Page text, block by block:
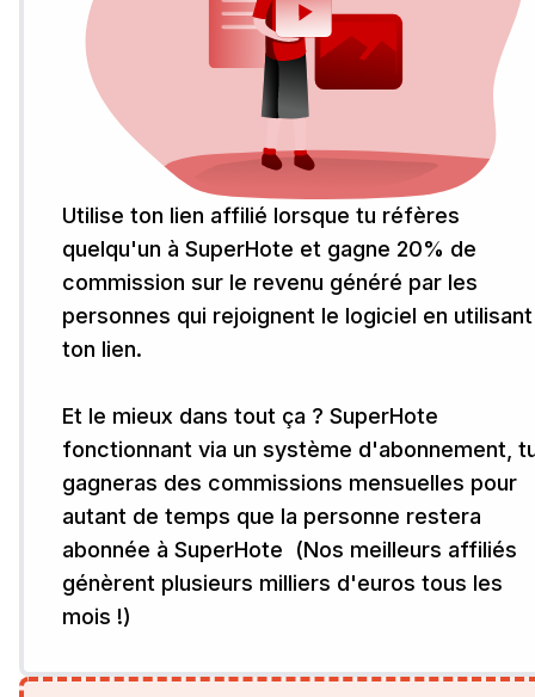
Utilise ton lien affilié lorsque tu réfères
quelqu'un à SuperHote et gagne 20% de
commission sur le revenu généré par les
personnes qui rejoignent le logiciel en utilisant
ton lien. ‍
Et le mieux dans tout ça ? SuperHote
fonctionnant via un système d'abonnement,
gagneras des commissions mensuelles pour
autant de temps que la personne restera
abonnée à SuperHote ‍ (Nos meilleurs affiliés
génèrent plusieurs milliers d'euros tous les
mois !)